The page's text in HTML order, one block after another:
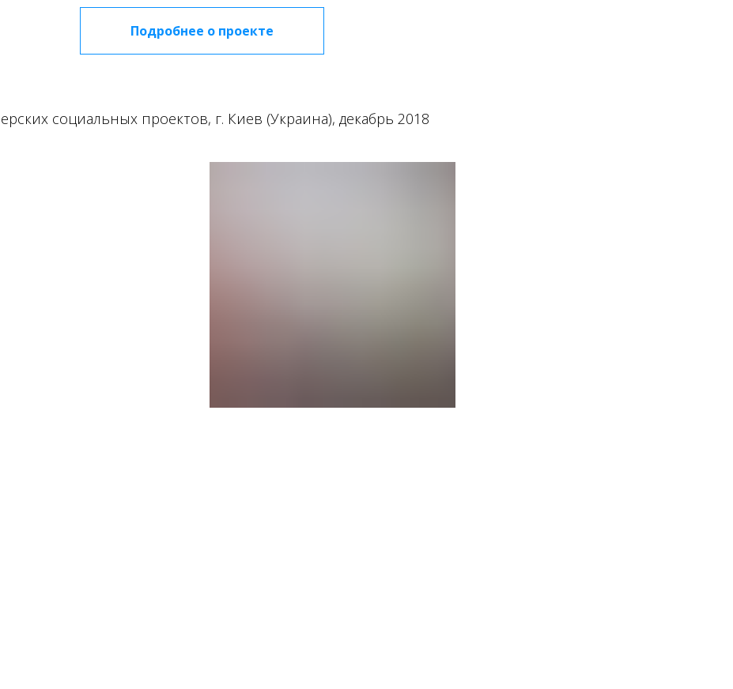
Подробнее о проекте
социальных проектов, г. Киев (Украина), декабрь 2018